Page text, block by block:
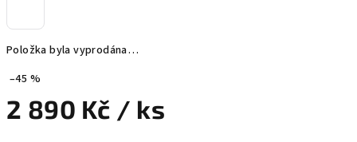
Položka byla vyprodána…
–45 %
2 890 Kč / ks